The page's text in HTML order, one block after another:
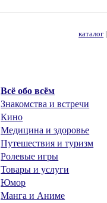
каталог
Всё обо всём
Знакомства и встречи
Кино
Медицина и здоровье
Путешествия и туризм
Ролевые игры
Товары и услуги
Юмор
Манга и Аниме